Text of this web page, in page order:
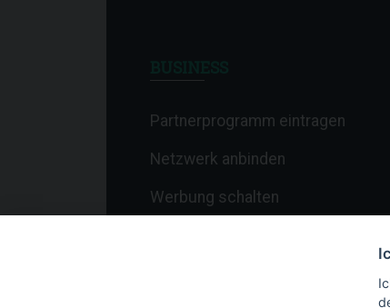
Partnerprogramm eintragen
Netzwerk anbinden
Werbung schalten